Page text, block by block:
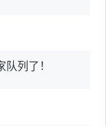
列了！